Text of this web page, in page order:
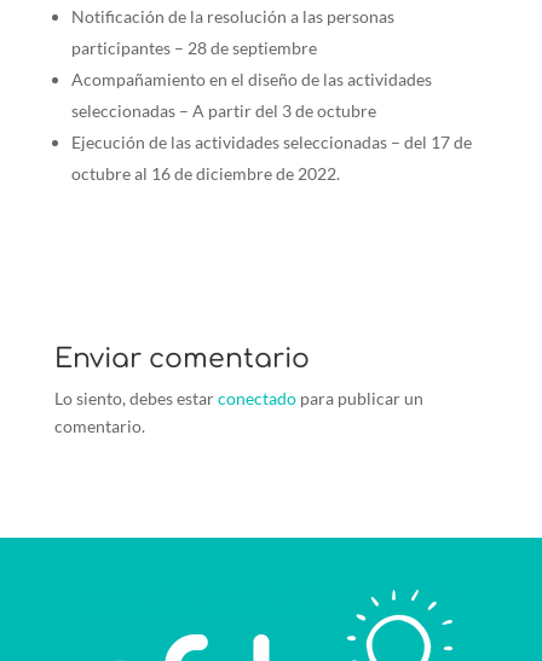
Notificación de la resolución a las personas
participantes – 28 de septiembre
Acompañamiento en el diseño de las actividades
seleccionadas – A partir del 3 de octubre
Ejecución de las actividades seleccionadas – del 17 de
octubre al 16 de diciembre de 2022.
Enviar comentario
Lo siento, debes estarconectadopara publicar un
comentario.